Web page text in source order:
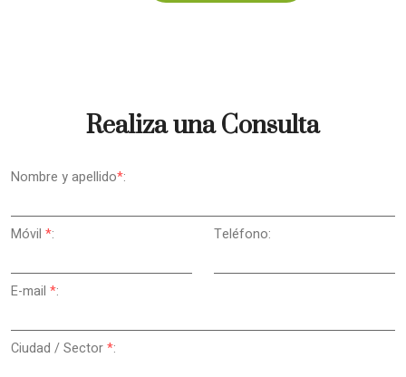
Realiza una Consulta
Nombre y apellido*:
Móvil *: Teléfono:
E-mail *:
Ciudad / Sector*: